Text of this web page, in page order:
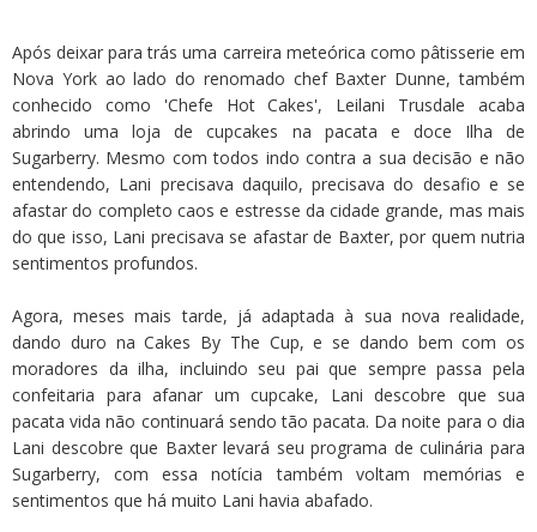
Após deixar para trás uma carreira meteórica como pâtisserie em
Nova York ao lado do renomado chef Baxter Dunne, também
conhecido como 'Chefe Hot Cakes', Leilani Trusdale acaba
abrindo uma loja de cupcakes na pacata e doce Ilha de
Sugarberry. Mesmo com todos indo contra a sua decisão e não
entendendo, Lani precisava daquilo, precisava do desafio e se
afastar do completo caos e estresse da cidade grande, mas mais
do que isso, Lani precisava se afastar de Baxter, por quem nutria
sentimentos profundos.
Agora, meses mais tarde, já adaptada à sua nova realidade,
dando duro na Cakes By The Cup, e se dando bem com os
moradores da ilha, incluindo seu pai que sempre passa pela
confeitaria para afanar um cupcake, Lani descobre que sua
pacata vida não continuará sendo tão pacata. Da noite para o dia
Lani descobre que Baxter levará seu programa de culinária para
Sugarberry, com essa notícia também voltam memórias e
sentimentos que há muito Lani havia abafado.